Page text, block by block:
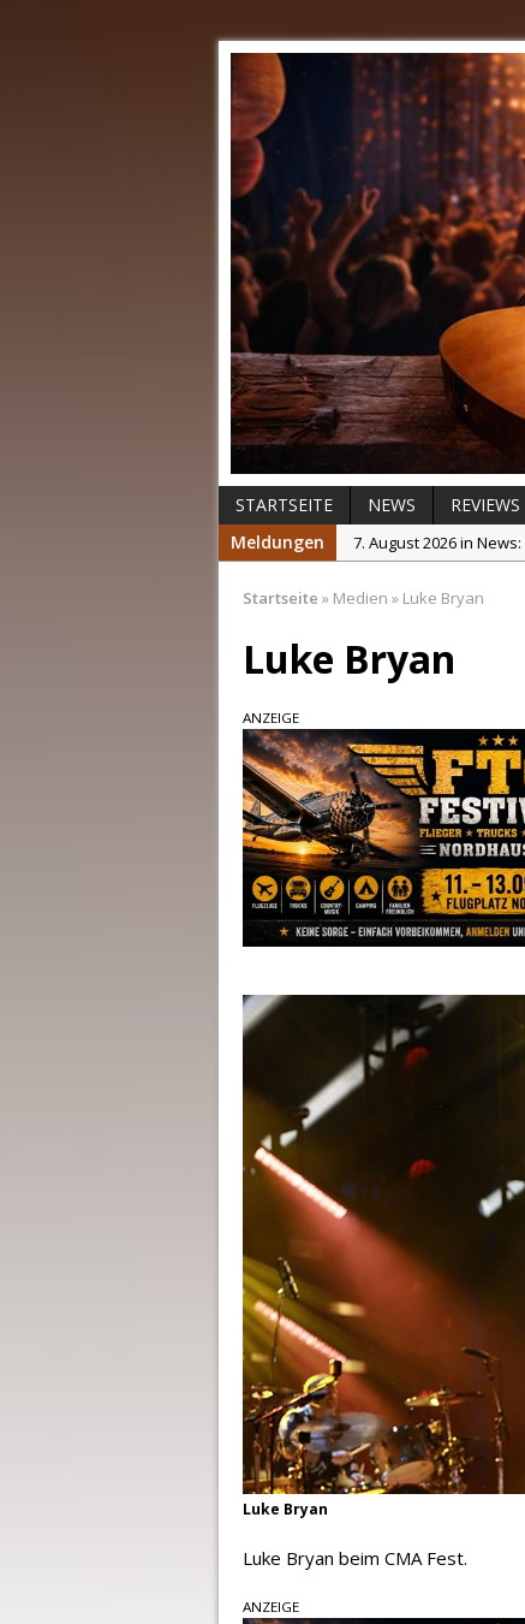
STARTSEITE NEWS REVIEWS
Meldungen
7. August 2026 in News:
5. August 2026 in News:
4. August 2026 in News:
4. August 2026 in News:
Startseite » Medien » Luke Bryan
Luke Bryan
ANZEIGE
Luke Bryan
Luke Bryan beim CMA Fest.
ANZEIGE